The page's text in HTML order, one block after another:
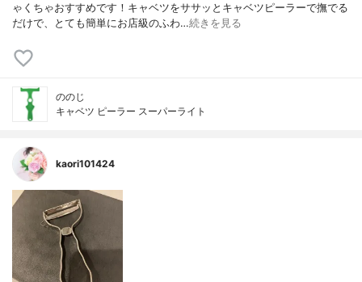
ゃくちゃおすすめです！キャベツをササッとキャベツピーラーで撫でる
だけで、とても簡単にお店級のふわ…続きを見る
ののじ
キャベツ ピーラー スーパーライト
kaori101424